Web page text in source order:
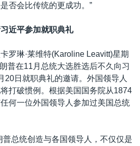
否会比传统的更成功。”
近平参加就职典礼
罗琳·莱维特(Karoline Leavitt)星期
普在11月总统大选胜选后不久向习
20日就职典礼的邀请。外国领导人
打破惯例。根据美国国务院从1874
何一位外国领导人参加过美国总统
普总统创造与各国领导人，不仅仅是